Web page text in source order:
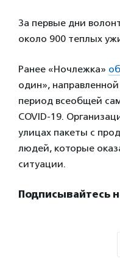
За первые дни
около 900 теплых
Ранее «Ночлежка»
один»,
период всеобщей
COVID-19.
улицах пакеты с
людей, которые
ситуации.
Подписывайтесь